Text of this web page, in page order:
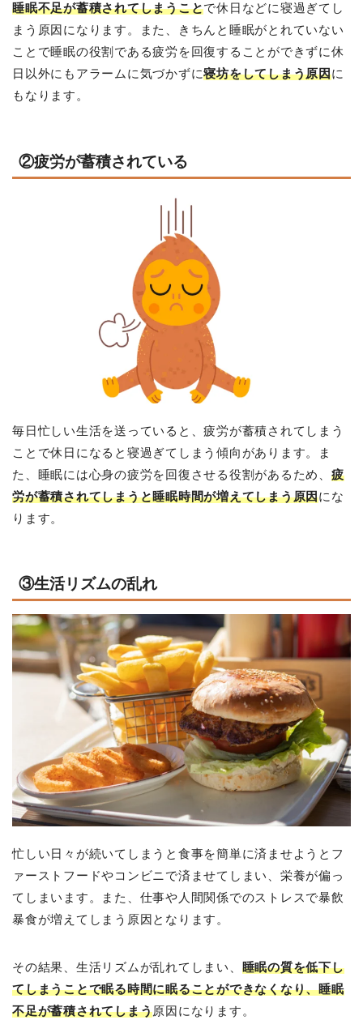
睡眠不足が蓄積されてしまうことで休日などに寝過ぎてし
まう原因になります。また、きちんと睡眠がとれていない
ことで睡眠の役割である疲労を回復することができずに休
日以外にもアラームに気づかずに寝坊をしてしまう原因に
もなります。
②疲労が蓄積されている
毎日忙しい生活を送っていると、疲労が蓄積されてしまう
ことで休日になると寝過ぎてしまう傾向があります。ま
た、睡眠には心身の疲労を回復させる役割があるため、 疲
労が蓄積されてしまうと睡眠時間が増えてしまう原因にな
ります。
③生活リズムの乱れ
忙しい日々が続いてしまうと食事を簡単に済ませようとフ
ァーストフードやコンビニで済ませてしまい、栄養が偏っ
てしまいます。また、仕事や人間関係でのストレスで暴飲
暴食が増えてしまう原因となります。
その結果、生活リズムが乱れてしまい、 睡眠の質を低下し
てしまうことで眠る時間に眠ることができなくなり、睡眠
不足が蓄積されてしまう原因になります。